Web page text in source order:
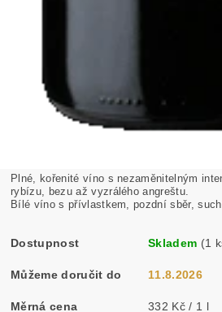
Plné, kořenité víno s nezaměnitelným
rybízu, bezu až vyzrálého angreštu.
Bílé víno s přívlastkem, pozdní sběr,
Dostupnost Skladem (1
Můžeme doručit do 11.8.2026
Měrná cena 332 Kč / 1 l